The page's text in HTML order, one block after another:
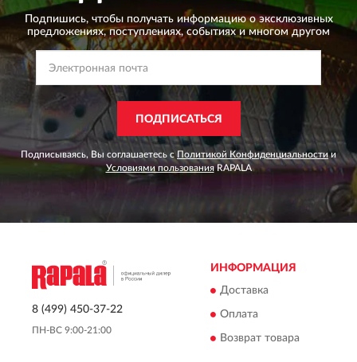
Подпишись, чтобы получать информацию о эксклюзивных
предложениях,поступлениях, событиях и многом другом
ПОДПИСАТЬСЯ
Подписываясь, Вы соглашаетесь сПолитикой Конфиденциальности и
Условиями пользованияRAPALA
8 (499) 450-37-22
ПН-ВС 9:00-21:00
ИНФОРМАЦИЯ
Доставка
Оплата
Возврат товара